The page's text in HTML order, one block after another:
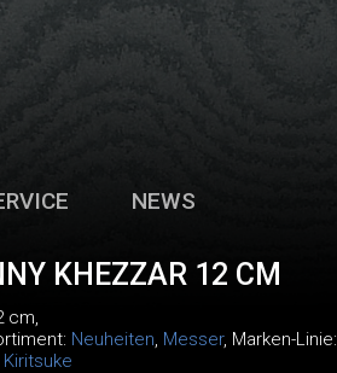
NEWS
KHEZZAR 12 CM
cm,
Neuheiten, Messer, Marken-Linie:
Kiritsuke